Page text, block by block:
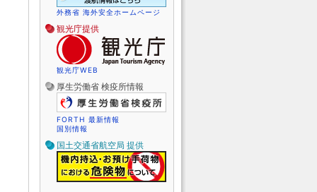
外務省 海外安全ホームページ
観光庁提供
観光庁WEB
厚生労働省 検疫所情報
FORTH 最新情報
国別情報
国土交通省航空局 提供